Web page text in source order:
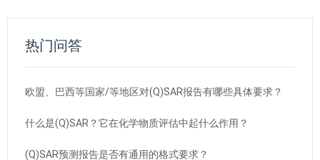
热门问答
欧盟、巴西等国家/等地区对(Q)SAR报告有哪些具体要求？
什么是(Q)SAR？它在化学物质评估中起什么作用？
(Q)SAR预测报告是否有通用的格式要求？